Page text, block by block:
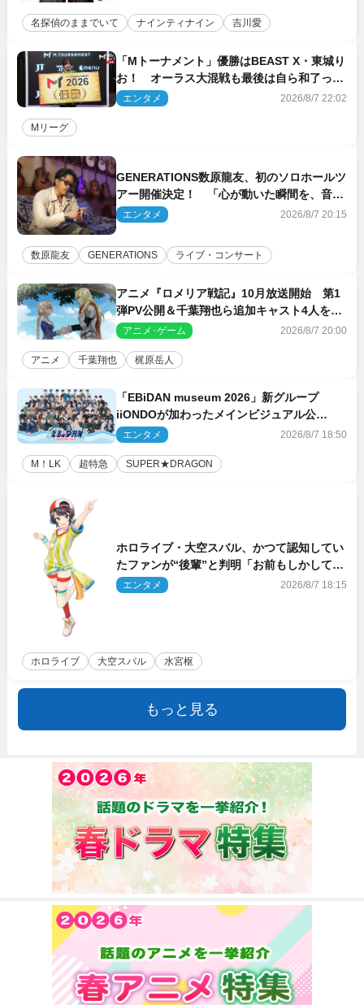
名探偵のままでいて ナインティナイン 吉川愛
「Mトーナメント」優勝はBEAST X・東城り
お！ オーラス大混戦も最後は自ら和了って
幕引き
エンタメ 2026/8/7 22:02
Mリーグ
GENERATIONS数原龍友、初のソロホールツ
アー開催決定！ 「心が動いた瞬間を、音に
乗せてお届けできれば」
エンタメ 2026/8/7 20:15
数原龍友 GENERATIONS ライブ・コンサート
アニメ『ロメリア戦記』10月放送開始 第1
弾PV公開＆千葉翔也ら追加キャスト4人を発
表アニメ･ゲーム 2026/8/7 20:00
アニメ 千葉翔也 梶原岳人
「EBiDAN museum 2026」新グループ
iiONDOが加わったメインビジュアル公
開！ 開催記念グッズラインナップも
エンタメ 2026/8/7 18:50
M！LK 超特急 SUPER★DRAGON
ホロライブ・大空スバル、かつて認知してい
たファンが“後輩”と判明「お前もしかしてあ
のときの？」
エンタメ 2026/8/7 18:15
ホロライブ 大空スバル 水宮枢
もっと見る